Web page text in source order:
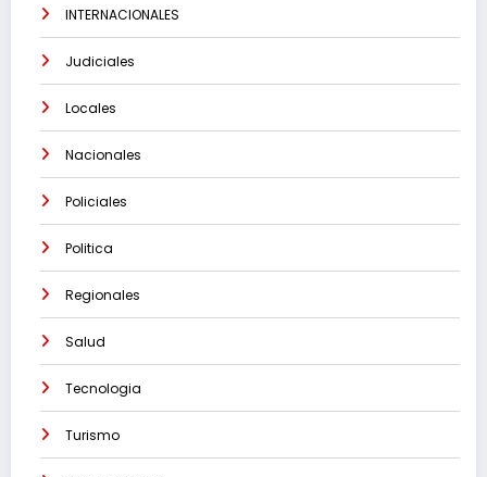
INTERNACIONALES
Judiciales
Locales
Nacionales
Policiales
Politica
Regionales
Salud
Tecnologia
Turismo